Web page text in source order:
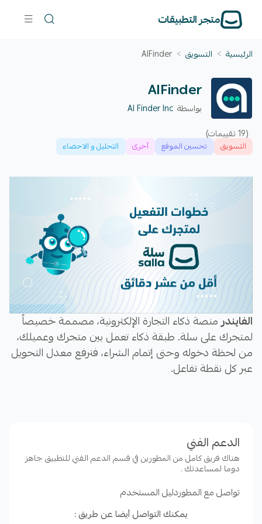
متجر التطبيقات
الرئيسية > التسويق >
AlFinder
AlFinder
بواسطة AI Finder Inc
(19 تقييمات)
التسويق تحسين الموقع أخرى التحليل و الاحصاء
الفايندرمنصة ذكاء التجارة الإلكترونية، مصممة خصيصاً
لمتجرك على سلة. طبقة ذكاء تعمل بين متجرك وعميلك،
من لحظة دخوله وحتى إتمام الشراء، فترفع معدل التحويل
عبر كل نقطة تفاعل.
يدخل الزائر إلى متجرك ويبحث، يتكلم، يتصفّح، ويحتاج إلى
توصية. لكن المتاجر اليوم تتعامل مع هذه الرحلة بأدوات
من الزوار يغادرون دون شراء، ليس بسبب السعر، بل لأن
متجرك لم يفهمهم.
الدعم الفني
هناك فريق كامل من المطورين في قسم الدعم الفني للتطبيق جاهز
دوما لمساعدتك .
تواصل مع المطوردليل المستخدم
يمكنك التواصل أيضا عن طريق :